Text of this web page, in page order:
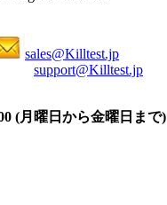
sales@Killtest.jp
support@Killtest.jp
(月曜日から金曜日まで)